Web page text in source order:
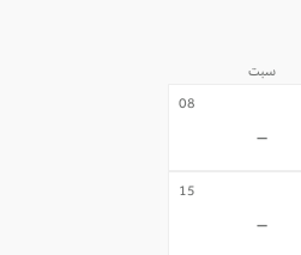
سبت
08
-
15
-